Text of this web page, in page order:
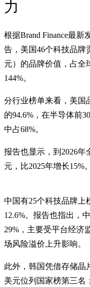
力
根据Brand Finance最新
告，美国46个科技品牌
元）的品牌价值，占全
144%。
分行业榜单来看，美国
的94.6%，在半导体前
中占68%。
报告也显示，到2026年
元，比2025年增长15%。
中国有25个科技品牌上
12.6%。报告也指出，
29%，主要受平台经济
场风险溢价上升影响。
此外，韩国凭借存储晶
美元位列国家榜第三名